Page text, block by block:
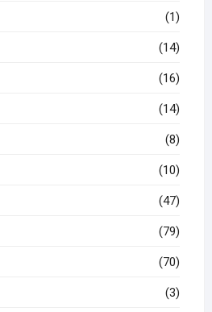
(1)
(14)
(16)
(14)
(8)
(10)
(47)
(79)
(70)
(3)